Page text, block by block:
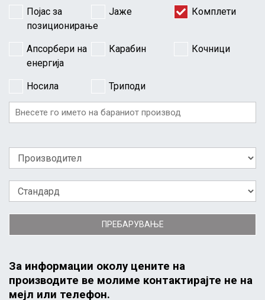
Појас за
позиционирање
Јаже Комплети
Апсорбери на
енергија
Карабин Кочници
Носила Триподи
ПРЕБАРУВАЊЕ
За информации околу цените на
производите ве молиме контактирајте не на
мејл или телефон.